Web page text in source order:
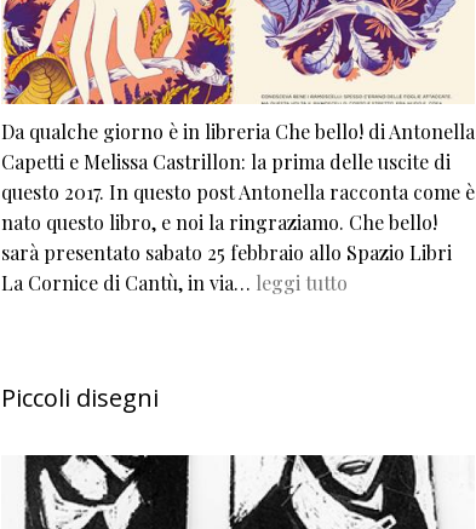
Da qualche giorno è in libreria Che bello! di Antonella
Capetti e Melissa Castrillon: la prima delle uscite di
questo 2017. In questo post Antonella racconta come è
nato questo libro, e noi la ringraziamo. Che bello!
sarà presentato sabato 25 febbraio allo Spazio Libri
La Cornice di Cantù, in via… leggi tutto
Piccoli disegni